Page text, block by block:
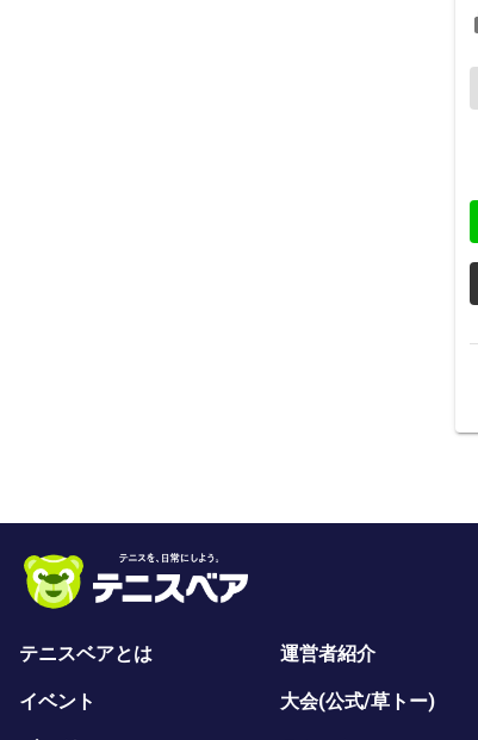
テニスベアとは 運営者紹介
イベント 大会(公式/草トー)